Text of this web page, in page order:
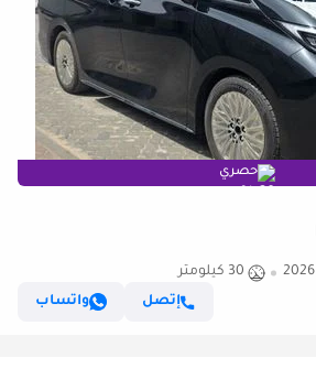
حصري
2026
30 كيلومتر
إتصل
واتساب